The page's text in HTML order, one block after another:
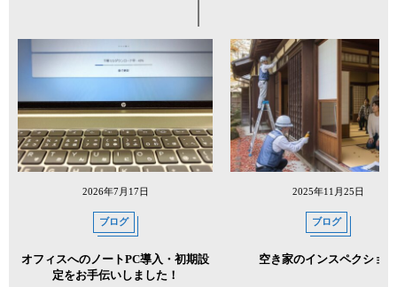
2026年7月17日
ブログ
オフィスへのノートPC導入・初期設
定をお手伝いしました！
2025年11月25日
ブログ
空き家のインスペクション